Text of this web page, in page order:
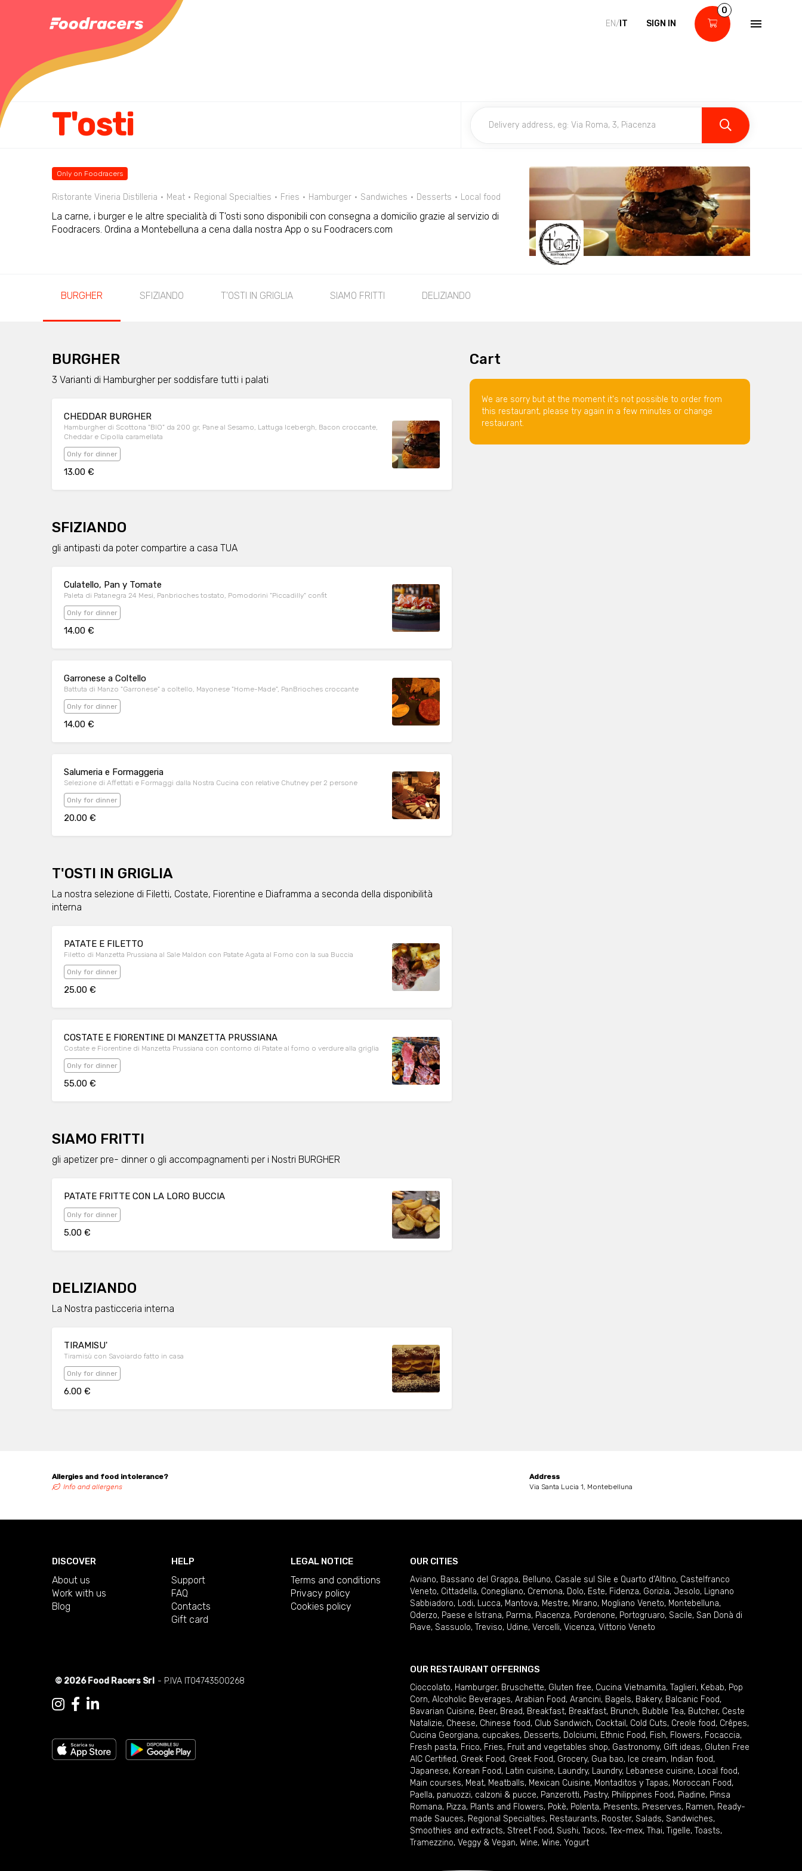
EN/ IT SIGN IN
0
T'osti
Only on Foodracers
Ristorante Vineria Distilleria Meat Regional Specialties Fries Hamburger Sandwiches Desserts Local food
La carne, i burger e le altre specialità di T'osti sono disponibili con consegna a domicilio grazie al servizio di
Foodracers. Ordina a Montebelluna a cena dalla nostra App o su Foodracers.com
BURGHER SFIZIANDO T'OSTI IN GRIGLIA SIAMO FRITTI DELIZIANDO
BURGHER
3 Varianti di Hamburgher per soddisfare tutti i palati
CHEDDAR BURGHER
Hamburgher di Scottona "BIO" da 200 gr, Pane al Sesamo, Lattuga Icebergh, Bacon croccante,
Cheddar e Cipolla caramellata
Only for dinner
13.00 €
SFIZIANDO
gli antipasti da poter compartire a casa TUA
Culatello, Pan y Tomate
Paleta di Patanegra 24 Mesi, Panbrioches tostato, Pomodorini "Piccadilly" confit
Only for dinner
14.00 €
Garronese a Coltello
Battuta di Manzo "Garronese" a coltello, Mayonese "Home-Made", PanBrioches croccante
Only for dinner
14.00 €
Salumeria e Formaggeria
Selezione di Affettati e Formaggi dalla Nostra Cucina con relative Chutney per 2 persone
Only for dinner
20.00 €
T'OSTI IN GRIGLIA
La nostra selezione di Filetti, Costate, Fiorentine e Diaframma a seconda della disponibilità
interna
PATATE E FILETTO
Filetto di Manzetta Prussiana al Sale Maldon con Patate Agata al Forno con la sua Buccia
Only for dinner
25.00 €
COSTATE E FIORENTINE DI MANZETTA PRUSSIANA
Costate e Fiorentine di Manzetta Prussiana con contorno di Patate al forno o verdure alla griglia
Only for dinner
55.00 €
SIAMO FRITTI
gli apetizer pre- dinner o gli accompagnamenti per i Nostri BURGHER
PATATE FRITTE CON LA LORO BUCCIA
Only for dinner
5.00 €
DELIZIANDO
La Nostra pasticceria interna
TIRAMISU'
Tiramisù con Savoiardo fatto in casa
Only for dinner
6.00 €
Cart
We are sorry but at the moment it's not possible to order from
this restaurant, please try again in a few minutes or change
restaurant.
Allergies and food intolerance?
Info and allergens
Address
Via Santa Lucia 1, Montebelluna
DISCOVER
About us
Work with us
Blog
HELP
Support
FAQ
Contacts
Gift card
LEGAL NOTICE
Terms and conditions
Privacy policy
Cookies policy
© 2026 Food Racers Srl - P.IVA IT04743500268
OUR CITIES
Aviano, Bassano del Grappa, Belluno, Casale sul Sile e Quarto d'Altino, Castelfranco
Veneto, Cittadella, Conegliano, Cremona, Dolo, Este, Fidenza, Gorizia, Jesolo, Lignano
Sabbiadoro, Lodi, Lucca, Mantova, Mestre, Mirano, Mogliano Veneto, Montebelluna,
Oderzo, Paese e Istrana, Parma, Piacenza, Pordenone, Portogruaro, Sacile, San Donà di
Piave, Sassuolo, Treviso, Udine, Vercelli, Vicenza, Vittorio Veneto
OUR RESTAURANT OFFERINGS
Cioccolato, Hamburger, Bruschette, Gluten free, Cucina Vietnamita, Taglieri, Kebab, Pop
Corn, Alcoholic Beverages, Arabian Food, Arancini, Bagels, Bakery, Balcanic Food,
Bavarian Cuisine, Beer, Bread, Breakfast, Breakfast, Brunch, Bubble Tea, Butcher, Ceste
Natalizie, Cheese, Chinese food, Club Sandwich, Cocktail , Cold Cuts, Creole food, Crêpes,
Cucina Georgiana, cupcakes, Desserts, Dolciumi, Ethnic Food, Fish, Flowers, Focaccia,
Fresh pasta, Frico, Fries, Fruit and vegetables shop, Gastronomy, Gift ideas, Gluten Free
AIC Certified, Greek Food, Greek Food, Grocery, Gua bao, Ice cream, Indian food,
Japanese, Korean Food, Latin cuisine, Laundry, Laundry, Lebanese cuisine, Local food,
Main courses, Meat, Meatballs, Mexican Cuisine, Montaditos y Tapas, Moroccan Food,
Paella, panuozzi, calzoni & pucce, Panzerotti, Pastry, Philippines Food, Piadine, Pinsa
Romana, Pizza, Plants and Flowers, Pokè, Polenta, Presents, Preserves, Ramen, Ready-
made Sauces, Regional Specialties, Restaurants, Rooster, Salads, Sandwiches,
Smoothies and extracts, Street Food, Sushi, Tacos, Tex-mex, Thai, Tigelle, Toasts,
Tramezzino, Veggy & Vegan, Wine, Wine, Yogurt